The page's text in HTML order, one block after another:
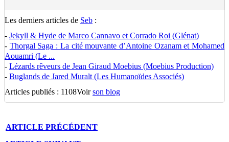
Les derniers articles de Seb :
- Jekyll & Hyde de Marco Cannavo et Corrado Roi (Glénat)
- Thorgal Saga : La cité mouvante d’Antoine Ozanam et Mohamed
Aouamri (Le ...
- Lézards rêveurs de Jean Giraud Moebius (Moebius Production)
- Buglands de Jared Muralt (Les Humanoïdes Associés)
Articles publiés : 1108Voirson blog
ARTICLE PRÉCÉDENT